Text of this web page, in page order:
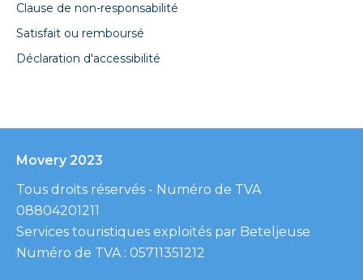
Clause de non-responsabilité
Satisfait ou remboursé
Déclaration d'accessibilité
Movery 2023
Tous droits réservés - Numéro de TVA
08804201211
Services touristiques exploités par Beteljeuse
Numéro de TVA : 05711351212